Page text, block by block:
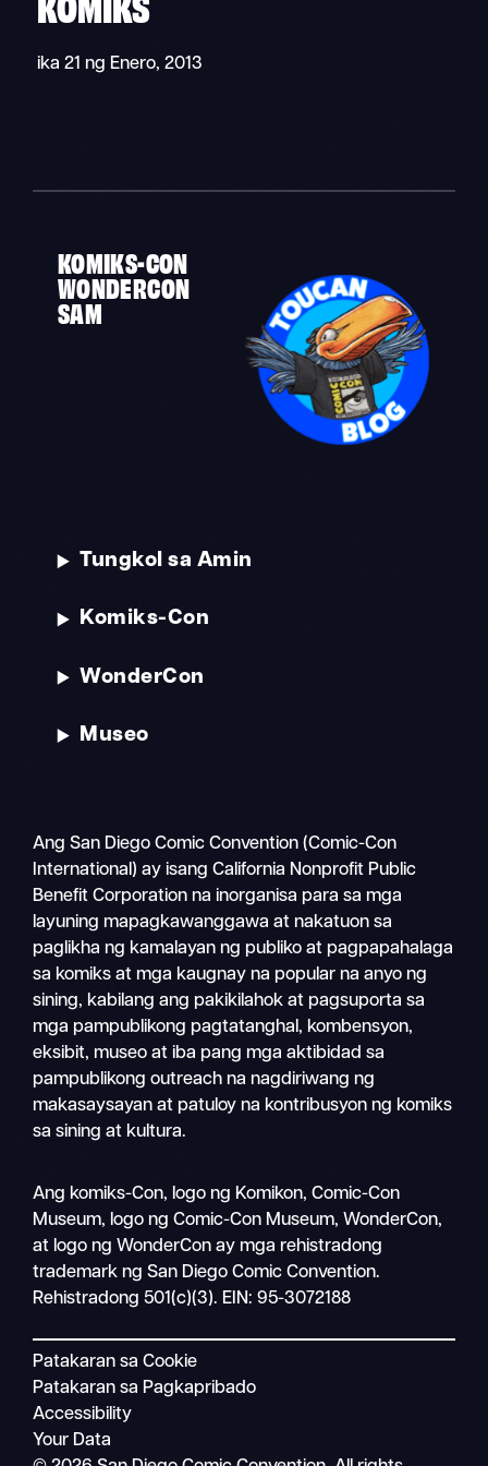
Mobile
nav
ika 21 ng Enero, 2013
KOMIKS-CON
WONDERCON
SAM
Tungkol sa Amin
Komiks-Con
WonderCon
Museo
Ang San Diego Comic Convention (Comic-Con
International) ay isang California Nonprofit Public
Benefit Corporation na inorganisa para sa mga
layuning mapagkawanggawa at nakatuon sa
paglikha ng kamalayan ng publiko at pagpapahalaga
sa komiks at mga kaugnay na popular na anyo ng
sining, kabilang ang pakikilahok at pagsuporta sa
mga pampublikong pagtatanghal, kombensyon,
eksibit, museo at iba pang mga aktibidad sa
pampublikong outreach na nagdiriwang ng
makasaysayan at patuloy na kontribusyon ng komiks
sa sining at kultura.
Ang komiks-Con, logo ng Komikon, Comic-Con
Museum, logo ng Comic-Con Museum, WonderCon,
at logo ng WonderCon ay mga rehistradong
trademark ng San Diego Comic Convention.
Rehistradong 501(c)(3). EIN: 95-3072188
Patakaran sa Cookie
Patakaran sa Pagkapribado
Accessibility
Your Data